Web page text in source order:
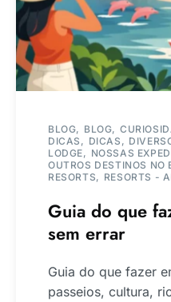
BLOG BLOG
DICAS
DICAS
LODGE
NOSSAS
OUTROS DESTINOS NO
RESORTS
RESORTS -
Guia do que
sem errar
Guia do que fazer
passeios, cultura,